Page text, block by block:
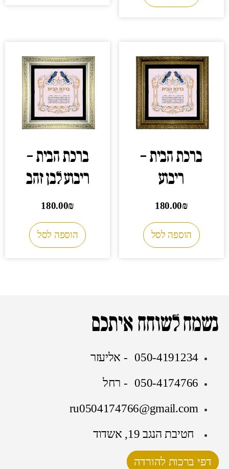
ברכת הבית –
ריבוע
180.00₪
הוספה לסל
ברכת הבית –
ריבוע לבן זהב
180.00₪
הוספה לסל
נשמח לשוחח איתכם
050-4191234 - אליעזר
050-4174766 - רחל
ru0504174766@gmail.com
חטיבת הנגב 19, אשדוד
דפי ברכות להורדה